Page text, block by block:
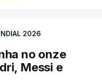
à FIFA o jogador
o momento
na sua primeira
2026
no onze
Messi e